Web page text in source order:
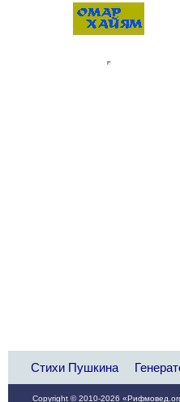
Стихи Пушкина
Copyright © 2010-2026